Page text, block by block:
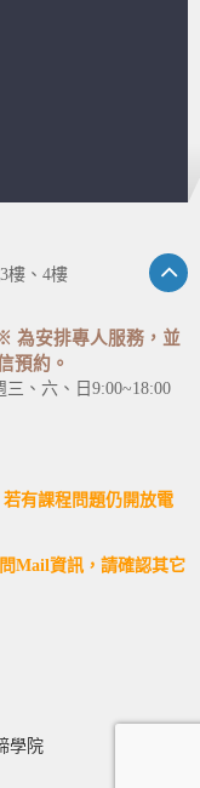
樓、4樓
為安排專人服務，並
預約。
、六、日9:00~18:00
有課程問題仍開放電
Mail資訊，請確認其它
學院